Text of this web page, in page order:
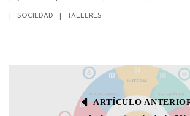
SOCIEDAD TALLERES
ARTÍCULO